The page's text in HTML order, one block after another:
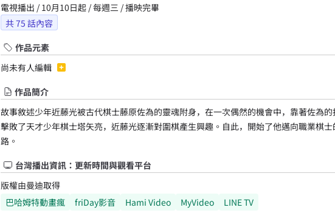
電視播出 / 10月10日起 / 每週三 / 播映完畢
共75 話內容
作品元素
尚未有人編輯
作品簡介
故事敘述少年近藤光被古代棋士藤原佐為的靈魂附身，在一次偶然的機會中，靠著佐為的
擊敗了天才少年棋士塔矢亮，近藤光逐漸對圍棋產生興趣。自此，開始了他邁向職業棋士
路。
台灣播出資訊：更新時間與觀看平台
版權由曼迪取得
巴哈姆特動畫瘋
friDay影音 Hami Video MyVideo
LINE TV